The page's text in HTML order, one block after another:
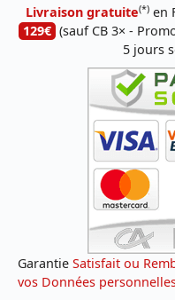
Livraison gratuite(*) en
129€ (sauf CB 3× -
5 jours
Garantie Satisfait ou
vos Données